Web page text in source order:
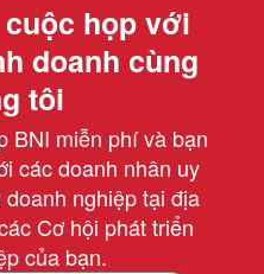
họp với
doanh cùng
tôi
BNI miễn phí và bạn
các doanh nhân uy
nghiệp tại địa
Cơ hội phát triển
của bạn.